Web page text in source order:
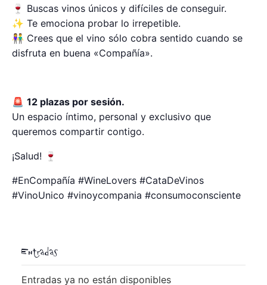
🍷 Buscas vinos únicos y difíciles de conseguir.
✨ Te emociona probar lo irrepetible.
👫 Crees que el vino sólo cobra sentido cuando se
disfruta en buena «Compañía».
🚨 12 plazas por sesión.
Un espacio íntimo, personal y exclusivo que
queremos compartir contigo.
¡Salud! 🍷
#EnCompañía #WineLovers #CataDeVinos
#VinoUnico #vinoycompania #consumoconsciente
Entradas
Entradas ya no están disponibles